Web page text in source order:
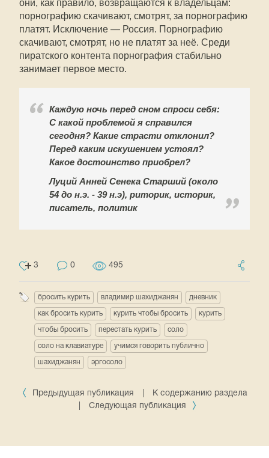
они, как правило, возвращаются к владельцам:
порнографию скачивают, смотрят, за порнографию
платят. Исключение — Россия. Порнографию
скачивают, смотрят, но не платят за неё. Среди
пиратского контента порнография стабильно
занимает первое место.
Каждую ночь перед сном спроси себя:
С какой проблемой я справился
сегодня? Какие страсти отклонил?
Перед каким искушением устоял?
Какое достоинство приобрел?
Луций Анней Сенека Старший (около
54 до н.э. - 39 н.э), риторик, историк,
писатель, политик
3 0 495
бросить курить владимир шахиджанян дневник
как бросить курить курить чтобы бросить курить
чтобы бросить перестать курить соло
соло на клавиатуре учимся говорить публично
шахиджанян эргосоло
Предыдущая публикация
К содержанию раздела
Следующая публикация